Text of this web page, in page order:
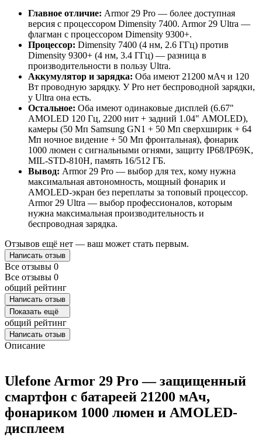
Главное отличие: Armor 29 Pro — более доступная
версия с процессором Dimensity 7400. Armor 29 Ultra —
флагман с процессором Dimensity 9300+.
Процессор: Dimensity 7400 (4 нм, 2.6 ГГц) против
Dimensity 9300+ (4 нм, 3.4 ГГц) — разница в
производительности в пользу Ultra.
Аккумулятор и зарядка: Оба имеют 21200 мАч и 120
Вт проводную зарядку. У Pro нет беспроводной зарядки,
у Ultra она есть.
Остальное: Оба имеют одинаковые дисплей (6.67"
AMOLED 120 Гц, 2200 нит + задний 1.04" AMOLED),
камеры (50 Мп Samsung GN1 + 50 Мп сверхширик + 64
Мп ночное видение + 50 Мп фронтальная), фонарик
1000 люмен с сигнальными огнями, защиту IP68/IP69K,
MIL-STD-810H, память 16/512 ГБ.
Вывод: Armor 29 Pro — выбор для тех, кому нужна
максимальная автономность, мощный фонарик и
AMOLED-экран без переплаты за топовый процессор.
Armor 29 Ultra — выбор профессионалов, которым
нужна максимальная производительность и
беспроводная зарядка.
Отзывов ещё нет — ваш может стать первым.
Написать отзыв
Все отзывы 0
Все отзывы 0
общий рейтинг
Написать отзыв
Показать ещё
общий рейтинг
Написать отзыв
Описание
Ulefone Armor 29 Pro — защищенный
смартфон с батареей 21200 мАч,
фонариком 1000 люмен и AMOLED-
дисплеем